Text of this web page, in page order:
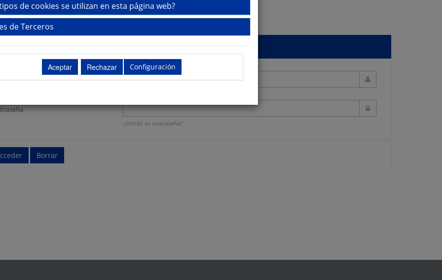
de cookies se utilizan en esta página web?
de Terceros
Configuración
Sesión
su usuario y contraseña
¿Olvidó su contraseña?
Borrar